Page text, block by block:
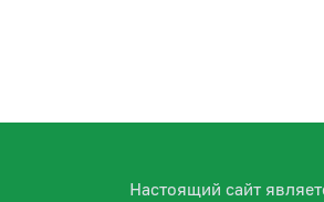
Настоящий сайт